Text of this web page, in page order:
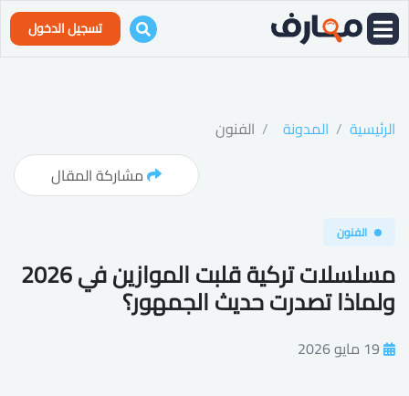
تسجيل الدخول
الرئيسية المدونة
الفنون
مشاركة المقال
الفنون
مسلسلات تركية قلبت الموازين في 2026
ولماذا تصدرت حديث الجمهور؟
19 مايو 2026